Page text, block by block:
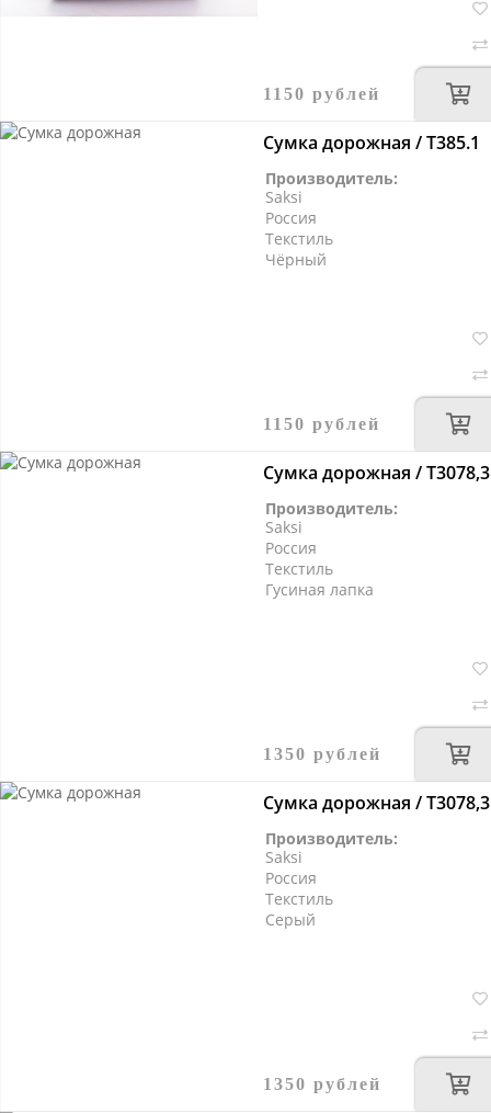
1150 рублей
Сумка дорожная / T385.1
Производитель:
Saksi
Россия
Текстиль
Чёрный
1150 рублей
Сумка дорожная / Т3078,3
Производитель:
Saksi
Россия
Текстиль
Гусиная лапка
1350 рублей
Сумка дорожная / Т3078,3
Производитель:
Saksi
Россия
Текстиль
Серый
1350 рублей